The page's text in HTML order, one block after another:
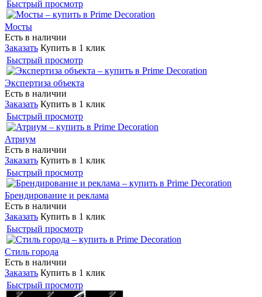
Быстрый просмотр
Мосты
Есть в наличии
Заказать Купить в 1 клик
Быстрый просмотр
Экспертиза объекта
Есть в наличии
Заказать Купить в 1 клик
Быстрый просмотр
Атриум
Есть в наличии
Заказать Купить в 1 клик
Быстрый просмотр
Брендирование и реклама
Есть в наличии
Заказать Купить в 1 клик
Быстрый просмотр
Стиль города
Есть в наличии
Заказать Купить в 1 клик
Быстрый просмотр